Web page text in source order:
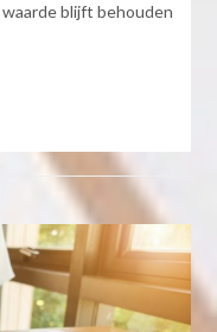
blijft behouden